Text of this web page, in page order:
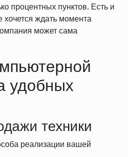
процентных пунктов. Есть и
хочется ждать момента
может сама
удобных
техники
реализации вашей